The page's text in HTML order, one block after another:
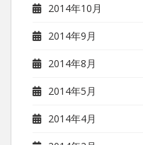
2014年10月
2014年9月
2014年8月
2014年5月
2014年4月